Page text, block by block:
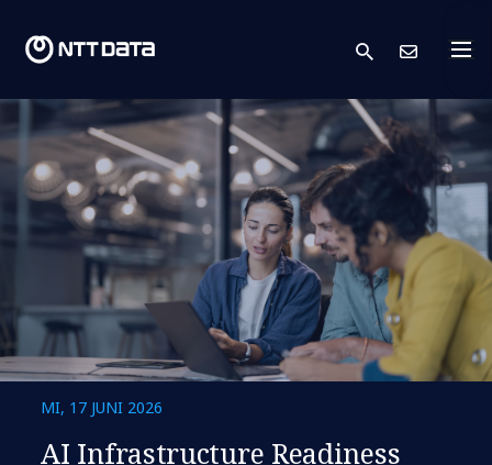
search
MI, 17 JUNI 2026
AI Infrastructure Readiness